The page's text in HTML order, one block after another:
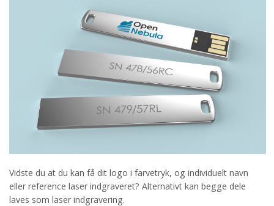
Vidste du at du kan få dit logo i farvetryk, og individuelt navn
eller reference laser indgraveret? Alternativt kan begge dele
laves som laser indgravering.